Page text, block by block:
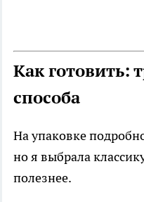
Как готовить:
способа
На упаковке
но я выбрала
полезнее.